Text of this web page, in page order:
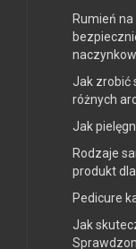
Rumień
Jak zrobić
różnych
Jak
Rodzaje
produkt
Pedicure
Jak